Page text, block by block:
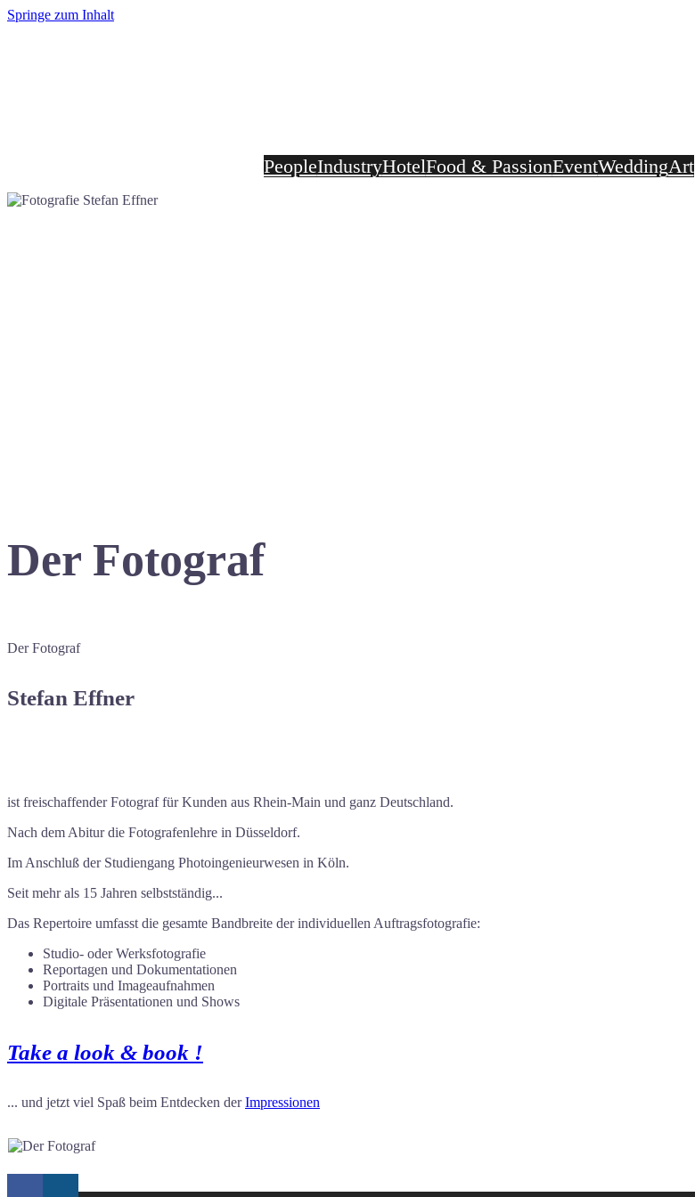
Springe zum Inhalt
PeopleIndustryHotelFood & PassionEventWeddingArt
Der Fotograf
Der Fotograf
Stefan Effner
ist freischaffender Fotograf für Kunden aus Rhein-Main und ganz Deutschland.
Nach dem Abitur die Fotografenlehre in Düsseldorf.
Im Anschluß der Studiengang Photoingenieurwesen in Köln.
Seit mehr als 15 Jahren selbstständig...
Das Repertoire umfasst die gesamte Bandbreite der individuellen Auftragsfotografie:
Studio- oder Werksfotografie
Reportagen und Dokumentationen
Portraits und Imageaufnahmen
Digitale Präsentationen und Shows
Take a look & book !
... und jetzt viel Spaß beim Entdecken derImpressionen